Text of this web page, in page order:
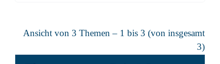
Ansicht von 3 Themen – 1 bis 3 (von insgesamt
3)